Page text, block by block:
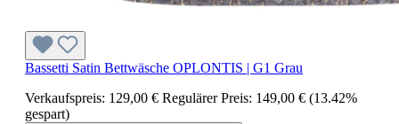
Bassetti Satin Bettwäsche OPLONTIS | G1 Grau
Verkaufspreis: 129,00 € Regulärer Preis: 149,00 € (13.42%
gespart)